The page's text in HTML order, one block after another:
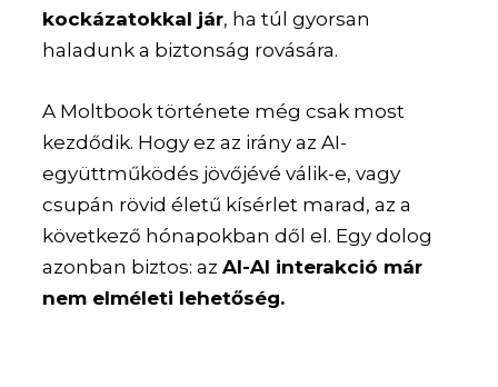
kockázatokkal jár, ha túl gyorsan
haladunk a biztonság rovására.
A Moltbook története még csak most
kezdődik. Hogy ez az irány az AI-
együttműködés jövőjévé válik-e, vagy
csupán rövid életű kísérlet marad, az a
következő hónapokban dől el. Egy dolog
azonban biztos: azAI-AI interakció már
nem elméleti lehetőség.